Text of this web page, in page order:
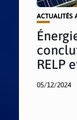
ACTUALITÉS
RELP
05/12/2024